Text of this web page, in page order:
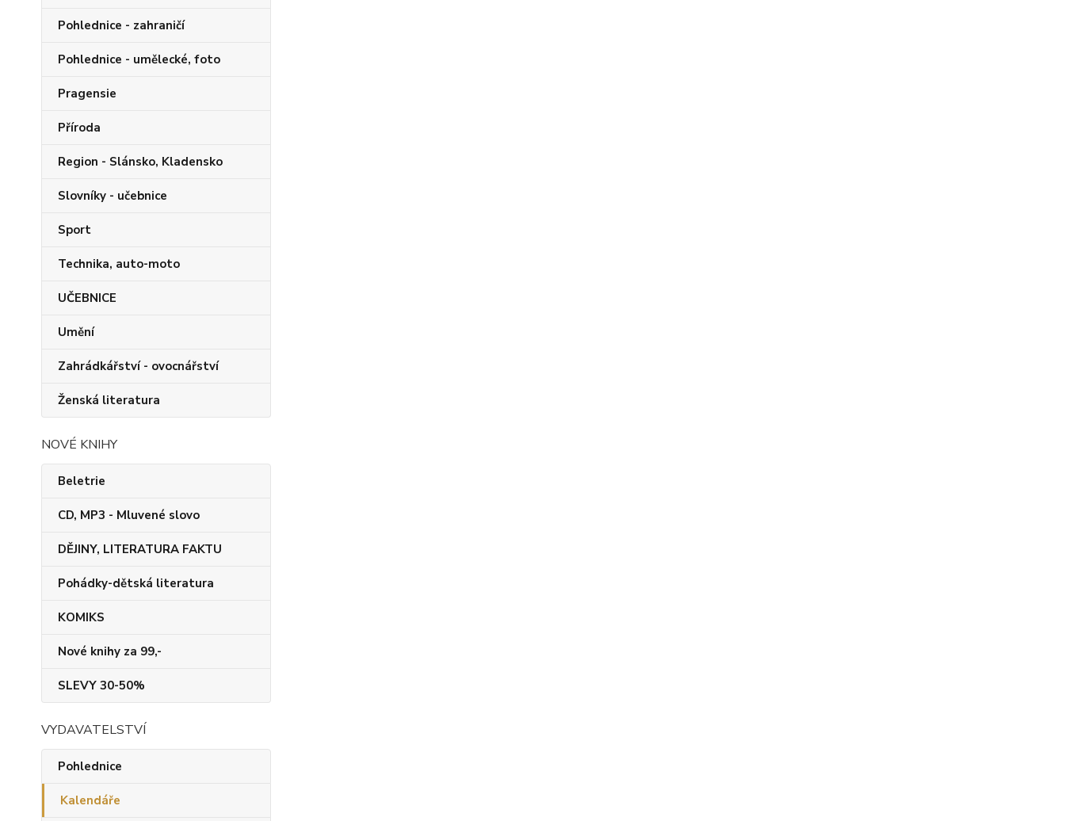
Pohlednice - zahraničí
Pohlednice - umělecké, foto
Pragensie
Příroda
Region - Slánsko, Kladensko
Slovníky - učebnice
Sport
Technika, auto-moto
UČEBNICE
Umění
Zahrádkářství - ovocnářství
Ženská literatura
NOVÉ KNIHY
Beletrie
CD, MP3 - Mluvené slovo
DĚJINY, LITERATURA FAKTU
Pohádky-dětská literatura
KOMIKS
Nové knihy za 99,-
SLEVY 30-50%
VYDAVATELSTVÍ
Pohlednice
Kalendáře